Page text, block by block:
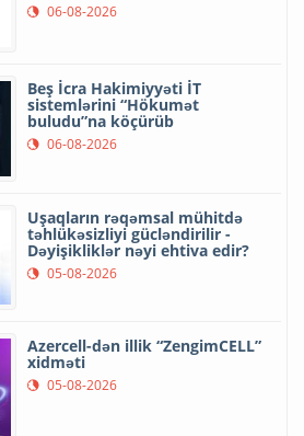
06-08-2026
Beş İcra Hakimiyyəti İT
sistemlərini “Hökumət
buludu”na köçürüb
06-08-2026
Uşaqların rəqəmsal mühitdə
təhlükəsizliyi gücləndirilir -
Dəyişikliklər nəyi ehtiva edir?
05-08-2026
Azercell-dən illik “ZengimCELL”
xidməti
05-08-2026